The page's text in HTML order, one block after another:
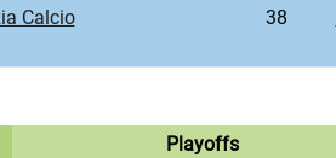
Calcio 38
Playoffs